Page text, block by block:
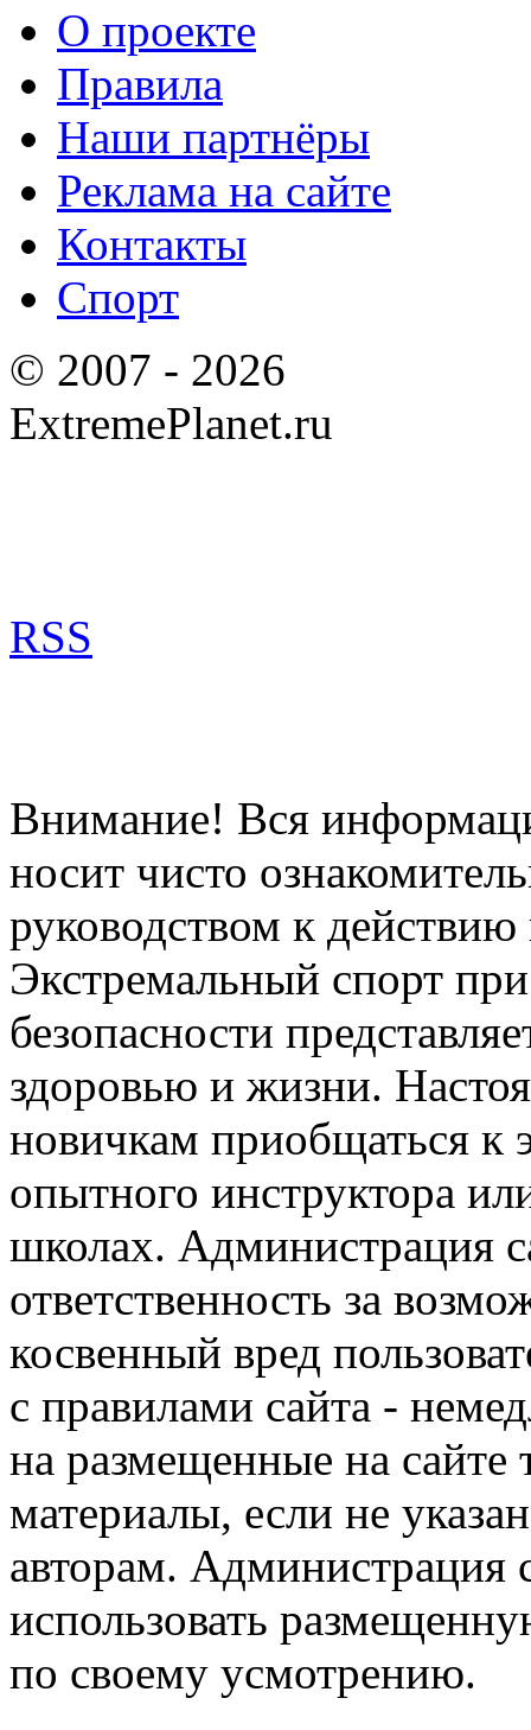
О проекте
Правила
Наши партнёры
Реклама на сайте
Контакты
Спорт
© 2007 - 2026
ExtremePlanet.ru
RSS
Внимание! Вся
носит чисто
руководством к
Экстремальный спорт
безопасности
здоровью и жизни.
новичкам приобщаться к
опытного инструктора
школах. Администрация
ответственность за
косвенный вред
с правилами сайта -
на размещенные на сайте
материалы, если не
авторам. Администрация
использовать
по своему усмотрению.